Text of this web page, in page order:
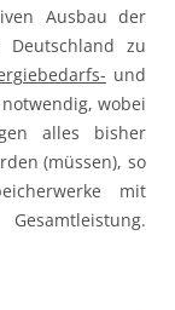
Ausbau der
zu
und
wobei
alles bisher
(müssen), so
mit